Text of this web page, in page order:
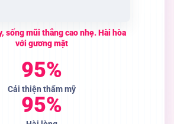
sống mũi thẳng cao nhẹ. Hài hòa
với gương mặt
95%
Cải thiện thẩm mỹ
95%
Hài lòng